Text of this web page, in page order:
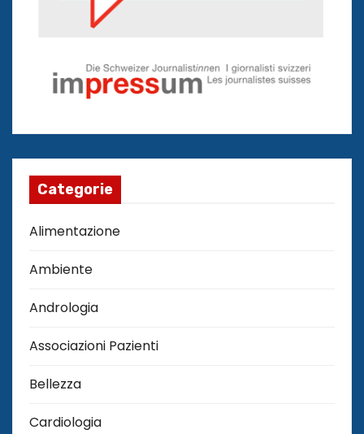
Categorie
Alimentazione
Ambiente
Andrologia
Associazioni Pazienti
Bellezza
Cardiologia